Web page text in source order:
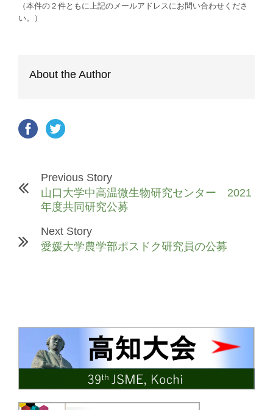
（本件の２件ともに上記のメールアドレスにお問い合わせくださ
い。）
About the Author
Previous Story
山口大学中高温微生物研究センター 2021
年度共同研究公募
Next Story
愛媛大学農学部ポスドク研究員の公募